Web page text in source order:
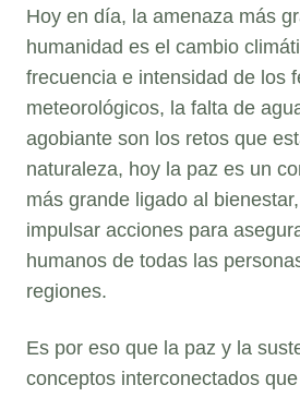
Hoy en día, la amenaza más
humanidad es el cambio
frecuencia e intensidad de los
meteorológicos, la falta de
agobiante son los retos que
naturaleza, hoy la paz es un
más grande ligado al
impulsar acciones para
humanos de todas las
regiones.
Es por eso que la paz y la
conceptos interconectados